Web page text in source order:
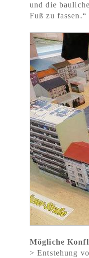
und die
Fuß zu fassen.“
Mögliche
> Entstehung